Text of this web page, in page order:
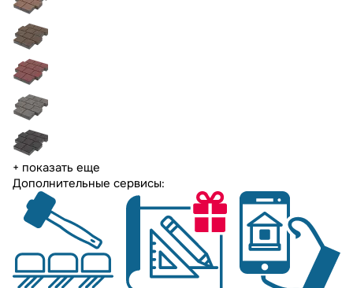
+ показать еще
Дополнительные сервисы: